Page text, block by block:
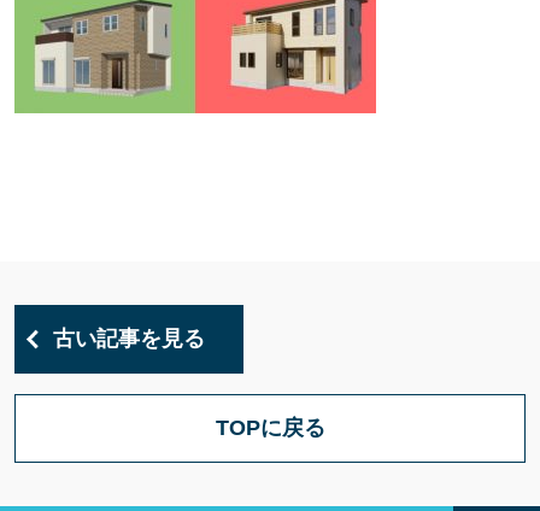
古い記事を見る
TOPに戻る